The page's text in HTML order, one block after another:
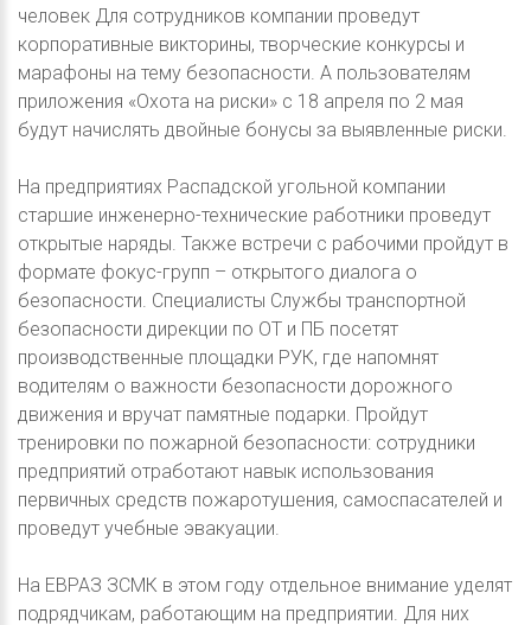
человек Для сотрудников компании проведут
корпоративные викторины, творческие конкурсы и
марафоны на тему безопасности. А пользователям
приложения «Охота на риски» с 18 апреля по 2 мая
будут начислять двойные бонусы за выявленные риски.
На предприятиях Распадской угольной компании
старшие инженерно-технические работники проведут
открытые наряды. Также встречи с рабочими пройдут в
формате фокус-групп – открытого диалога о
безопасности. Специалисты Службы транспортной
безопасности дирекции по ОТ и ПБ посетят
производственные площадки РУК, где напомнят
водителям о важности безопасности дорожного
движения и вручат памятные подарки. Пройдут
тренировки по пожарной безопасности: сотрудники
предприятий отработают навык использования
первичных средств пожаротушения, самоспасателей и
проведут учебные эвакуации.
На ЕВРАЗ ЗСМК в этом году отдельное внимание уделят
подрядчикам, работающим на предприятии. Для них